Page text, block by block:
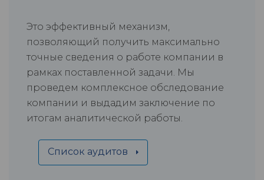
Это эффективный механизм,
позволяющий получить максимально
точные сведения о работе компании в
рамках поставленной задачи. Мы
проведем комплексное обследование
компании и выдадим заключение по
итогам аналитической работы.
Список аудитов